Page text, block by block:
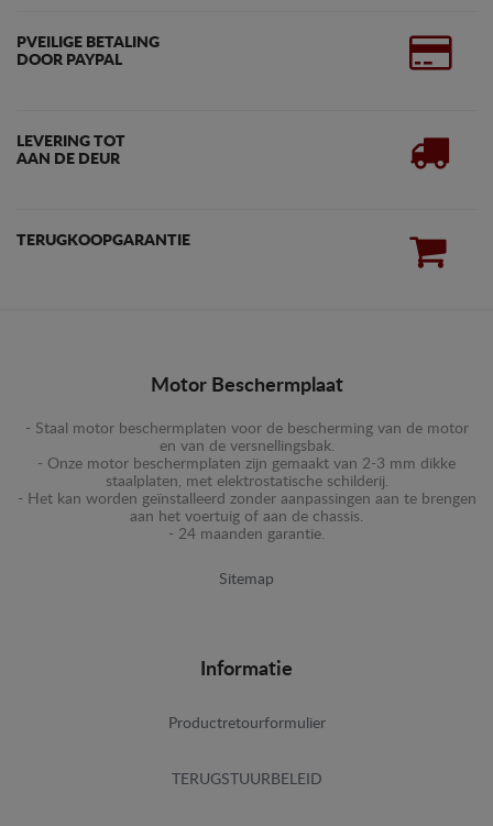
PVEILIGE BETALING
DOOR PAYPAL
LEVERING TOT
AAN DE DEUR
TERUGKOOPGARANTIE
Motor Beschermplaat
- Staal motor beschermplaten voor de bescherming van de motor
en van de versnellingsbak.
- Onze motor beschermplaten zijn gemaakt van 2-3 mm dikke
staalplaten, met elektrostatische schilderij.
- Het kan worden geïnstalleerd zonder aanpassingen aan te brengen
aan het voertuig of aan de chassis.
- 24 maanden garantie.
Sitemap
Informatie
Productretourformulier
TERUGSTUURBELEID